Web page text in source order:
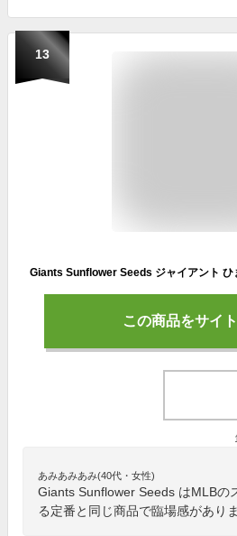
13
この商品をサイ
あみあみあみ(40代・女性)
Giants Sunflower Seeds はMLBの
る定番と同じ商品で臨場感があり